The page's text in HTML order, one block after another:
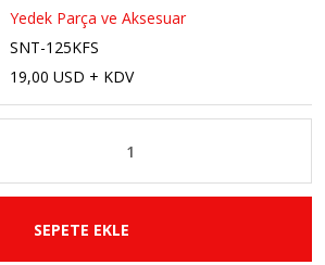
Yedek Parça ve Aksesuar
SNT-125KFS
19,00 USD + KDV
SEPETE EKLE